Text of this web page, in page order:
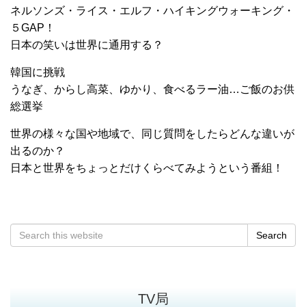
ネルソンズ・ライス・エルフ・ハイキングウォーキング・
５GAP！
日本の笑いは世界に通用する？
韓国に挑戦
うなぎ、からし高菜、ゆかり、食べるラー油…ご飯のお供
総選挙
世界の様々な国や地域で、同じ質問をしたらどんな違いが
出るのか？
日本と世界をちょっとだけくらべてみようという番組！
Search
TV局